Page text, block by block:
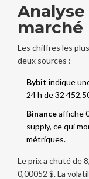
marché
Les chiffres les
deux sources :
Bybit indique
24 h de 32
Binanceaffiche
supply, ce qui
métriques.
Le prix a chuté de
0,00052 $. La